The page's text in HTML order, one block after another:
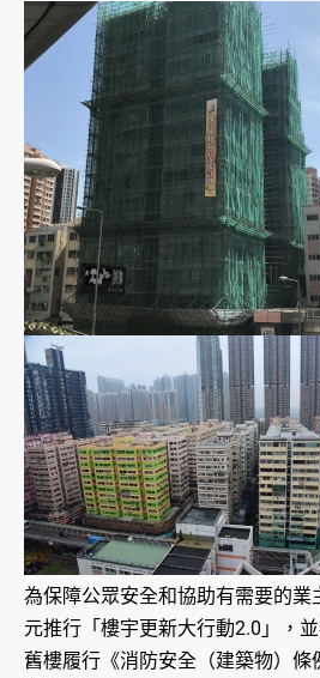
為保障公眾安全和協助有需要的業
元推行「樓宇更新大行動2.0」，
舊樓履行《消防安全（建築物）條